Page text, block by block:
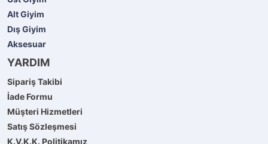
Alt Giyim
Dış Giyim
Aksesuar
YARDIM
Sipariş Takibi
İade Formu
Müşteri Hizmetleri
Satış Sözleşmesi
K.V.K.K. Politikamız